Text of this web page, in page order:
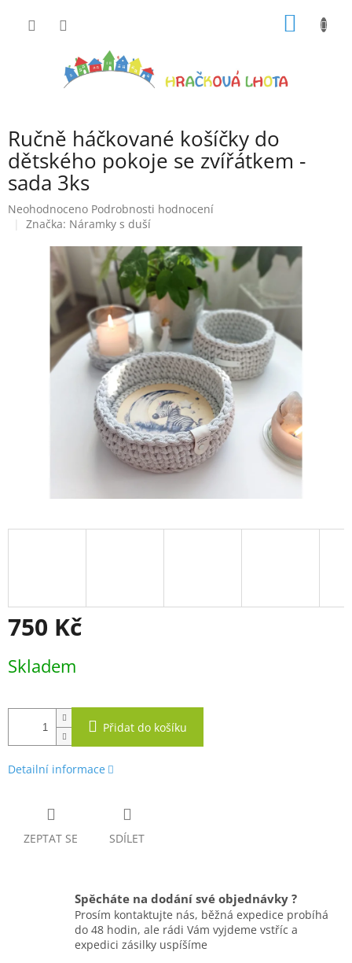
Ručně háčkované košíčky do
dětského pokoje se zvířátkem -
sada 3ks
Průměrné
hodnocení
hvězdiček.
Neohodnoceno Podrobnosti hodnocení
Značka: Náramky s duší
750 Kč
cena:
Skladem
Přidat do košíku
Detailní informace
ZEPTAT SE SDÍLET
Spěcháte na dodání své objednávky ?
Prosím kontaktujte nás, běžná expedice probíhá
do 48 hodin, ale rádi Vám vyjdeme vstříc a
expedici zásilky uspíšíme